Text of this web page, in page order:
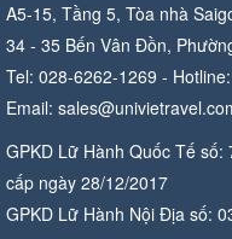
A5-15, Tầng 5, Tòa nhà
34 - 35 Bến Vân Đồn,
Tel: 028-6262-1269 -
Email:
GPKD Lữ Hành Quốc Tế số:
cấp ngày 28/12/2017
GPKD Lữ Hành Nội Địa số: